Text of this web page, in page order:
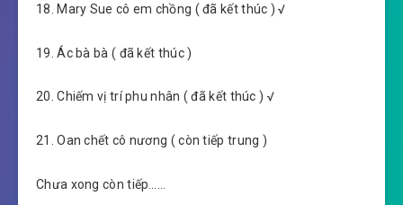
18. Mary Sue cô em chồng ( đã kết thúc ) √
19. Ác bà bà ( đã kết thúc )
20. Chiếm vị trí phu nhân ( đã kết thúc ) √
21. Oan chết cô nương ( còn tiếp trung )
Chưa xong còn tiếp……